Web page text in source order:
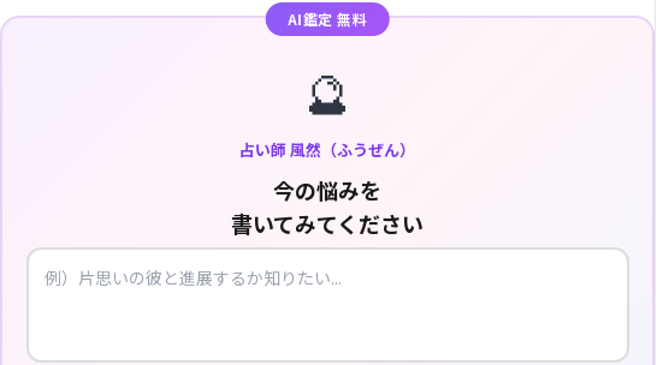
AI鑑定 無料
🔮
占い師 風然（ふうぜん）
今の悩みを
書いてみてください